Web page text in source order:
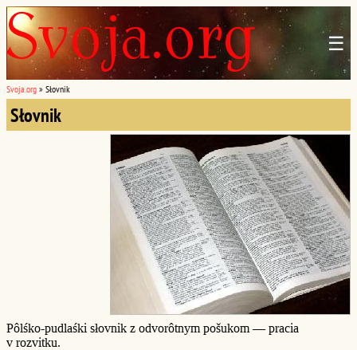
☰
Svoja.org » Słovnik
Słovnik
Pôlśko-pudlaśki słovnik z odvorôtnym pošukom — pracia
v rozvitku.